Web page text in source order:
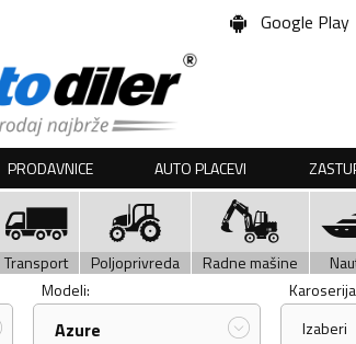
Google Play
PRODAVNICE AUTO PLACEVI
Transport Poljoprivreda Radne mašine
Modeli:
Azure
Izaberi